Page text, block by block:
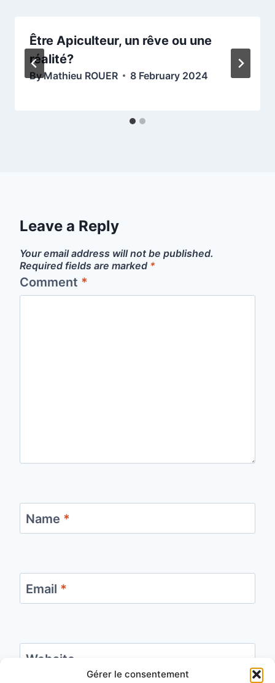
Gérer le consentement
Être Apiculteur, un rêve ou une
réalité?
ByMathieu ROUER 8 February 2024
Leave a Reply
Your email address will not be published.
Required fields are marked *
Comment *
Name *
Email *
Website